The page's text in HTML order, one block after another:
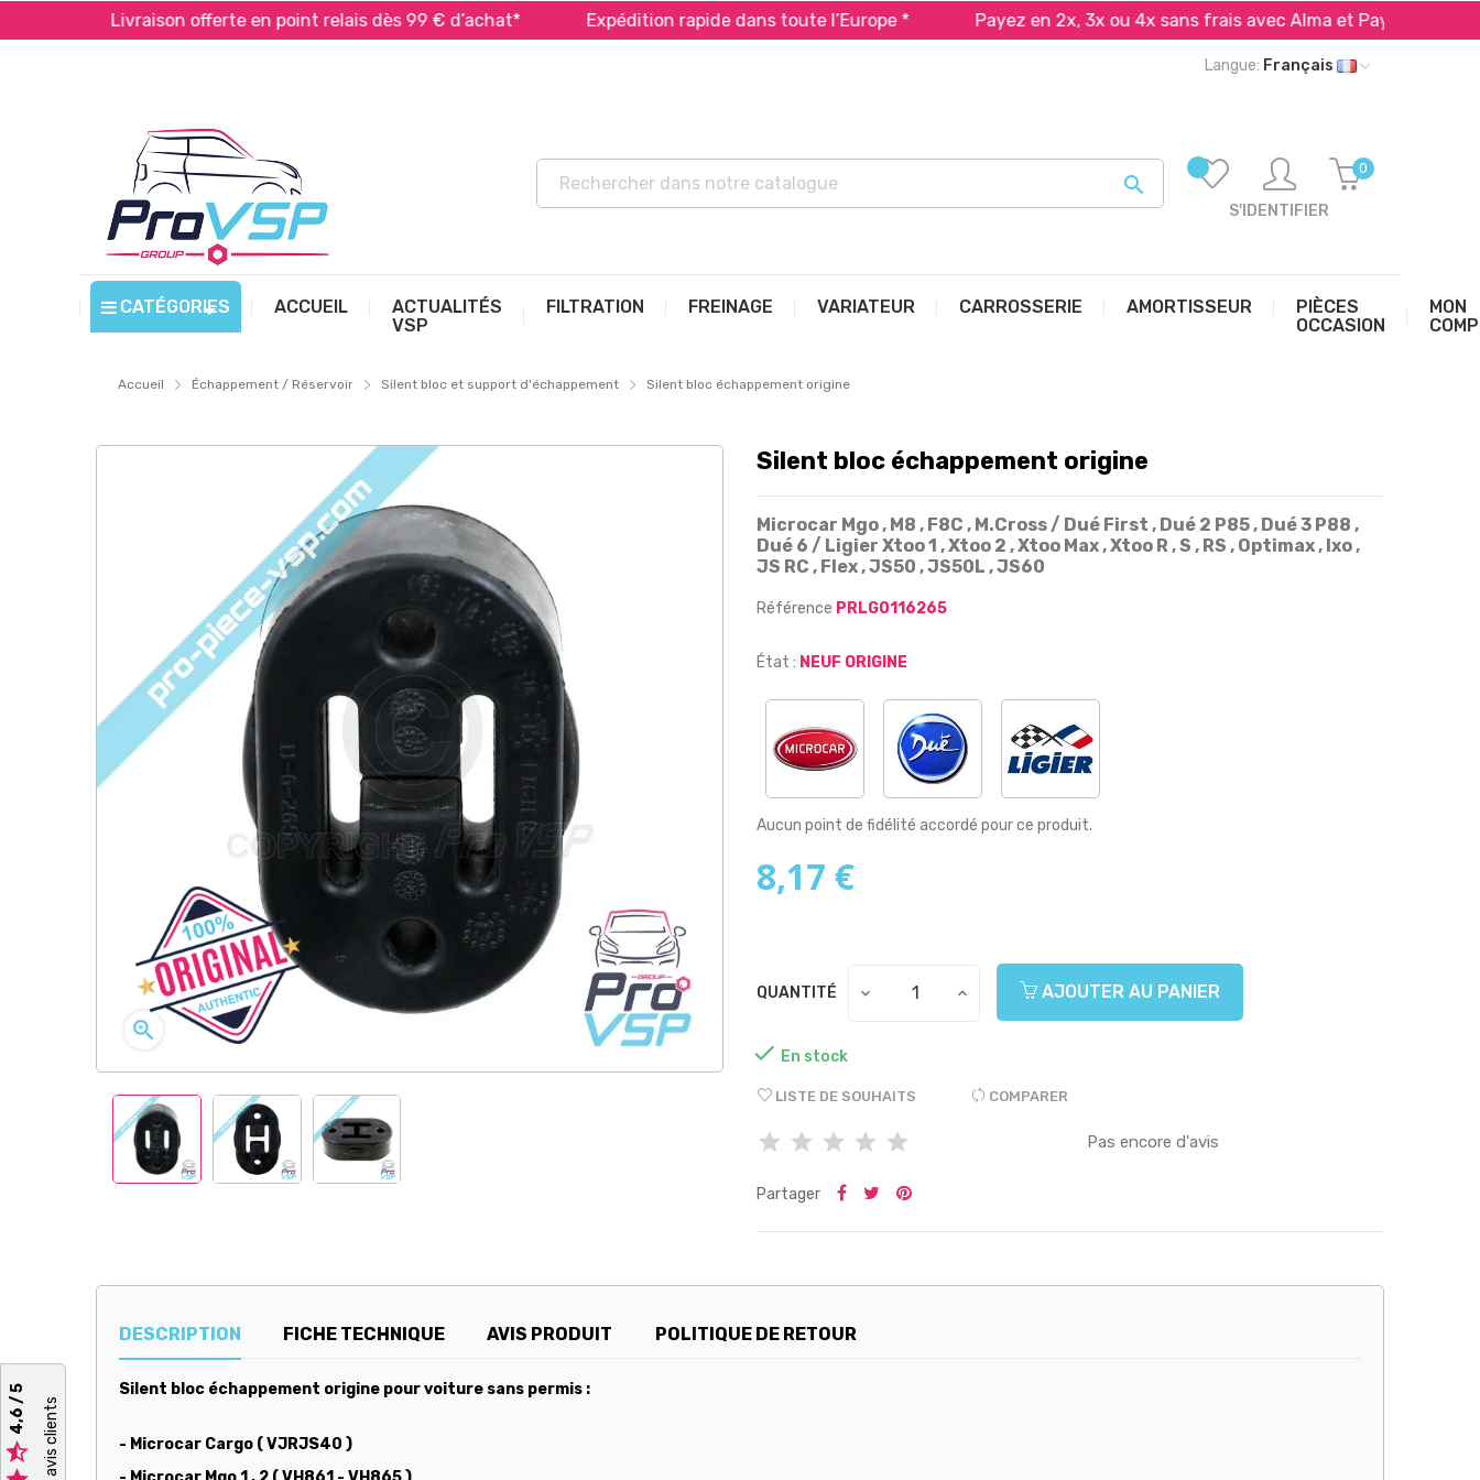

4,6 / 5
Livraison offerte en point relais dès 99 € d’achat* Expédition rapide dans toute l’Europe * Payez en 2x, 3x ou 4x sans frais avec Alma et PayPal*
Langue: Français

S'IDENTIFIER
0
CATÉGORIES ACCUEIL
ACTUALITÉS
VSP
FILTRATION FREINAGE VARIATEUR CARROSSERIE AMORTISSEUR
PIÈCES
OCCASION
MON
Accueil Échappement / Réservoir Silent bloc et support d'échappement Silent bloc échappement origine

Silent bloc échappement origine
Microcar Mgo , M8 , F8C , M.Cross / Dué First , Dué 2 P85 , Dué 3 P88 ,
Dué 6 / Ligier Xtoo 1 , Xtoo 2 , Xtoo Max , Xtoo R , S , RS , Optimax , Ixo ,
JS RC , Flex , JS50 , JS50L , JS60
Référence PRLG0116265
État : NEUF ORIGINE
Aucun point de fidélité accordé pour ce produit.
8,17 €
QUANTITÉ AJOUTER AU PANIER
 En stock
LISTE DE SOUHAITS COMPARER
Pas encore d'avis
Partager
DESCRIPTION FICHE TECHNIQUE AVIS PRODUIT POLITIQUE DE RETOUR
Silent bloc échappement origine pour voiture sans permis :
- Microcar Cargo ( VJRJS40 )